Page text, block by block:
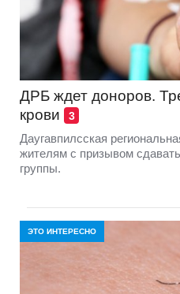
ДРБ ждет доноров.
крови
3
Даугавпилсская
жителям с призывом
группы.
ЭТО ИНТЕРЕСНО